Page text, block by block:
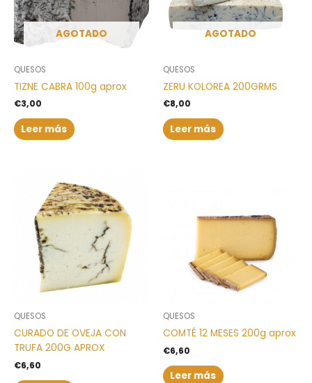
AGOTADO
QUESOS
TIZNE CABRA 100g aprox
€3,00
Leer más
AGOTADO
QUESOS
ZERU KOLOREA 200GRMS
€8,00
Leer más
QUESOS
CURADO DE OVEJA CON
TRUFA 200G APROX
€6,60
QUESOS
COMTÉ 12 MESES 200g aprox
€6,60
Leer más